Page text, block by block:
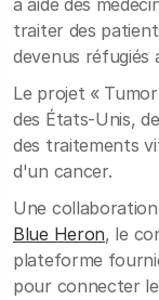
a aidé des
traiter des
devenus réfugiés
Le projet «
des États-Unis,
des traitements
d'un cancer.
Une
Blue Heron, le
plateforme
pour connecter